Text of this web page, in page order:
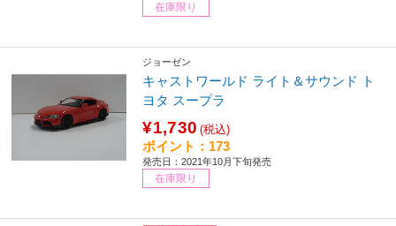
在庫限り
ジョーゼン
キャストワールド ライト＆サウンド ト
ヨタ スープラ
¥1,730 (税込)
ポイント：173
発売日：2021年10月下旬発売
在庫限り